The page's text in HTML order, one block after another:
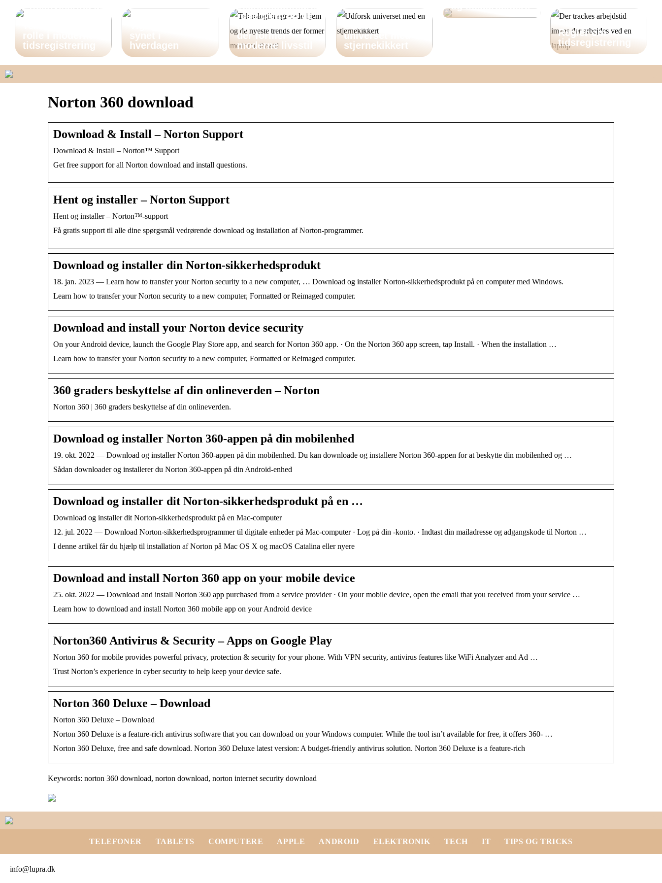
Effektivisering af
arbejdslivet:
rolle i moderne
tidsregistrering
synet i
hverdagen
Teknologiintegre
rede hjem og de
nyeste trends
der former
moderne livsstil
Udforsk
universet med en
stjernekikkert
og medarbejdere
Regler om
tidsregistrering
Norton 360 download
Download & Install – Norton Support
Download & Install – Norton™ Support
Get free support for all Norton download and install questions.
Hent og installer – Norton Support
Hent og installer – Norton™-support
Få gratis support til alle dine spørgsmål vedrørende download og installation af Norton-programmer.
Download og installer din Norton-sikkerhedsprodukt
18. jan. 2023 — Learn how to transfer your Norton security to a new computer, … Download og installer Norton-sikkerhedsprodukt på en computer med Windows.
Learn how to transfer your Norton security to a new computer, Formatted or Reimaged computer.
Download and install your Norton device security
On your Android device, launch the Google Play Store app, and search for Norton 360 app. · On the Norton 360 app screen, tap Install. · When the installation …
Learn how to transfer your Norton security to a new computer, Formatted or Reimaged computer.
360 graders beskyttelse af din onlineverden – Norton
Norton 360 | 360 graders beskyttelse af din onlineverden.
Download og installer Norton 360-appen på din mobilenhed
19. okt. 2022 — Download og installer Norton 360-appen på din mobilenhed. Du kan downloade og installere Norton 360-appen for at beskytte din mobilenhed og …
Sådan downloader og installerer du Norton 360-appen på din Android-enhed
Download og installer dit Norton-sikkerhedsprodukt på en …
Download og installer dit Norton-sikkerhedsprodukt på en Mac-computer
12. jul. 2022 — Download Norton-sikkerhedsprogrammer til digitale enheder på Mac-computer · Log på din -konto. · Indtast din mailadresse og adgangskode til Norton …
I denne artikel får du hjælp til installation af Norton på Mac OS X og macOS Catalina eller nyere
Download and install Norton 360 app on your mobile device
25. okt. 2022 — Download and install Norton 360 app purchased from a service provider · On your mobile device, open the email that you received from your service …
Learn how to download and install Norton 360 mobile app on your Android device
Norton360 Antivirus & Security – Apps on Google Play
Norton 360 for mobile provides powerful privacy, protection & security for your phone. With VPN security, antivirus features like WiFi Analyzer and Ad …
Trust Norton’s experience in cyber security to help keep your device safe.
Norton 360 Deluxe – Download
Norton 360 Deluxe – Download
Norton 360 Deluxe is a feature-rich antivirus software that you can download on your Windows computer. While the tool isn’t available for free, it offers 360- …
Norton 360 Deluxe, free and safe download. Norton 360 Deluxe latest version: A budget-friendly antivirus solution. Norton 360 Deluxe is a feature-rich
Keywords: norton 360 download, norton download, norton internet security download
TELEFONER TABLETS COMPUTERE APPLE ANDROID ELEKTRONIK TECH IT TIPS OG TRICKS
info@lupra.dk